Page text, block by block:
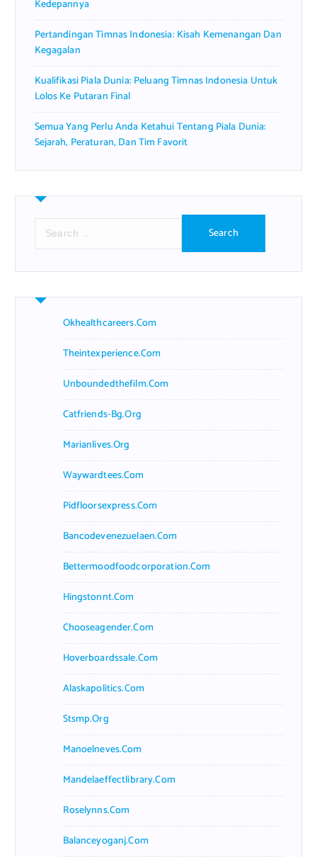
Kedepannya
Pertandingan Timnas Indonesia: Kisah Kemenangan Dan
Kegagalan
Kualifikasi Piala Dunia: Peluang Timnas Indonesia Untuk
Lolos Ke Putaran Final
Semua Yang Perlu Anda Ketahui Tentang Piala Dunia:
Sejarah, Peraturan, Dan Tim Favorit
r
h
Okhealthcareers.com
Theintexperience.com
Unboundedthefilm.com
Catfriends-Bg.org
Marianlives.org
Waywardtees.com
Pidfloorsexpress.com
Bancodevenezuelaen.com
Bettermoodfoodcorporation.com
Hingstonnt.com
Chooseagender.com
Hoverboardssale.com
Alaskapolitics.com
Stsmp.org
Manoelneves.com
Mandelaeffectlibrary.com
Roselynns.com
Balanceyoganj.com